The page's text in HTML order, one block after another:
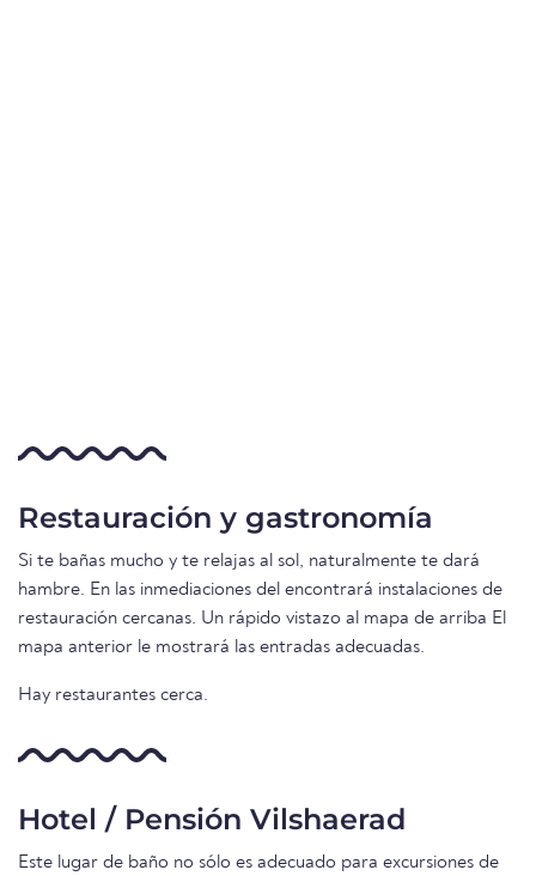
Restauración y gastronomía
Si te bañas mucho y te relajas al sol, naturalmente te dará
hambre. En las inmediaciones del encontrará instalaciones de
restauración cercanas. Un rápido vistazo al mapa de arriba El
mapa anterior le mostrará las entradas adecuadas.
Hay restaurantes cerca.
Hotel / Pensión Vilshaerad
Este lugar de baño no sólo es adecuado para excursiones de